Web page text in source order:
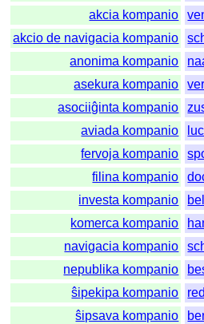
akcia kompanio
akcio de navigacia kompanio
anonima kompanio
asekura kompanio
asociiĝinta kompanio
aviada kompanio
fervoja kompanio
filina kompanio
investa kompanio
komerca kompanio
navigacia kompanio
nepublika kompanio
ŝipekipa kompanio
ŝipsava kompanio